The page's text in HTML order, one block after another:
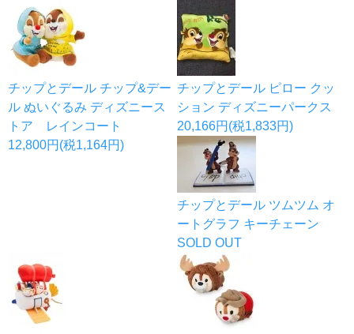
チップとデール チップ&デー
ル ぬいぐるみ ディズニース
トア レインコート
12,800円(税1,164円)
チップとデール ピロー クッ
ション ディズニーパークス
20,166円(税1,833円)
チップとデール ツムツム オ
ートグラフ キーチェーン
SOLD OUT